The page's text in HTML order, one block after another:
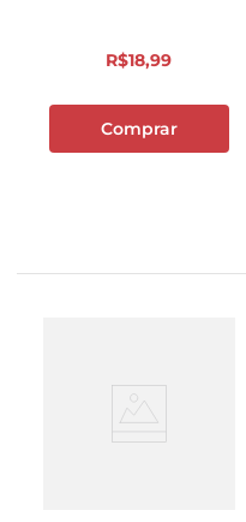
R$18,99
Comprar